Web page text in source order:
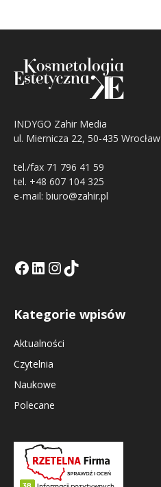
INDYGO Zahir Media
ul. Miernicza 22, 50-435 Wrocław
tel./fax 71 796 41 59
tel. +48 607 104 325
e-mail: biuro@zahir.pl
Facebook
LinkedIn
Tik Tok KEInstagramm KE
Kategorie wpisów
Aktualności
Czytelnia
Naukowe
Polecane